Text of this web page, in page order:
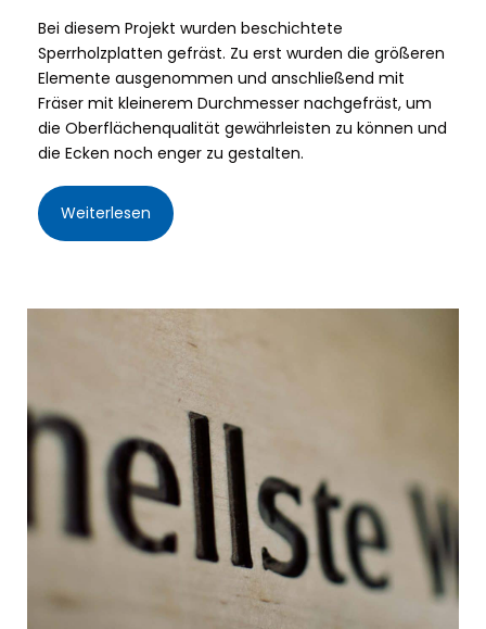
Bei diesem Projekt wurden beschichtete
Sperrholzplatten gefräst. Zu erst wurden die größeren
Elemente ausgenommen und anschließend mit
Fräser mit kleinerem Durchmesser nachgefräst, um
die Oberflächenqualität gewährleisten zu können und
die Ecken noch enger zu gestalten.
Weiterlesen